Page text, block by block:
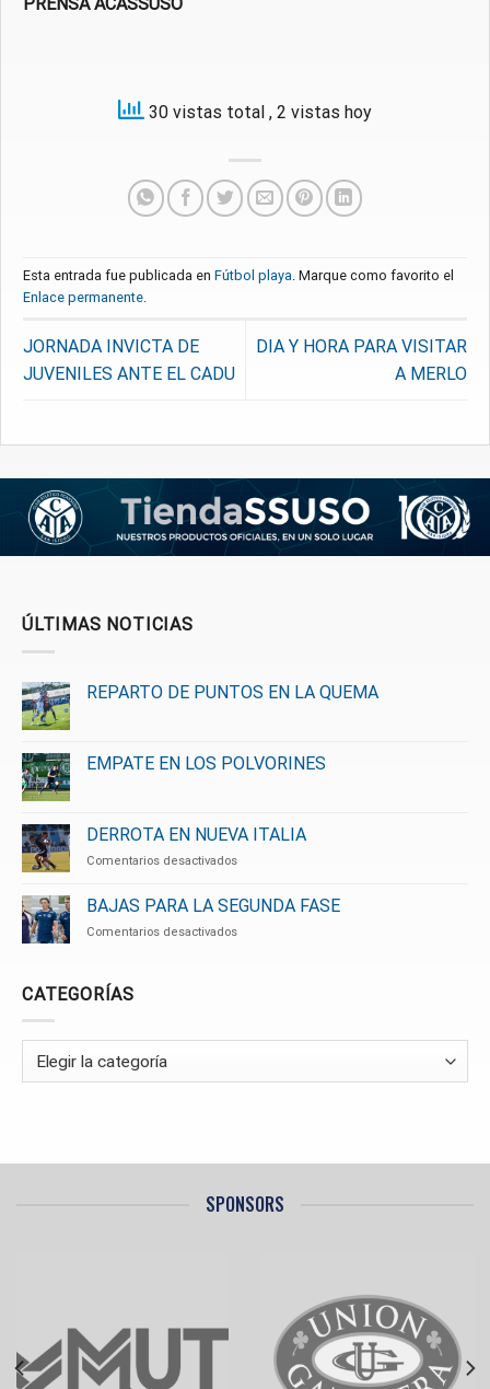
PRENSA ACASSUSO
30 vistas total , 2 vistas hoy
Esta entrada fue publicada en Fútbol playa. Marque como favorito el
Enlace permanente.
JORNADA INVICTA DE
JUVENILES ANTE EL CADU
DIA Y HORA PARA VISITAR
A MERLO
ÚLTIMAS NOTICIAS
REPARTO DE PUNTOS EN LA QUEMA
EMPATE EN LOS POLVORINES
DERROTA EN NUEVA ITALIA
Comentarios desactivadosen
EN
NUEVA
ITALIA
BAJAS PARA LA SEGUNDA FASE
Comentarios desactivadosen
CATEGORÍAS
Categorías
SPONSORS